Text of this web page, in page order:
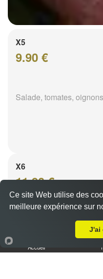
X5
9.90 €
Salade, tomates,
X6
11.90 €
Salade, tomates,
Accueil
Ce site Web utilise des
meilleure expérience sur
J'ai